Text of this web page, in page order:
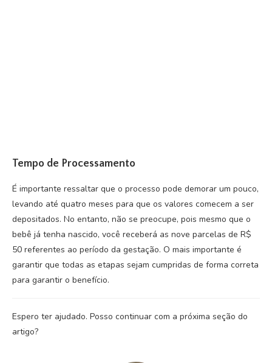
Tempo de Processamento
É importante ressaltar que o processo pode demorar um pouco,
levando até quatro meses para que os valores comecem a ser
depositados. No entanto, não se preocupe, pois mesmo que o
bebê já tenha nascido, você receberá as nove parcelas de R$
50 referentes ao período da gestação. O mais importante é
garantir que todas as etapas sejam cumpridas de forma correta
para garantir o benefício.
Espero ter ajudado. Posso continuar com a próxima seção do
artigo?